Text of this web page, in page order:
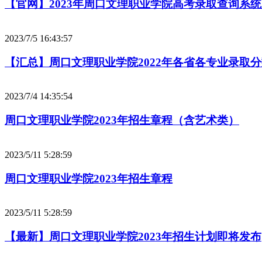
【官网】2023年周口文理职业学院高考录取查询系
2023/7/5 16:43:57
【汇总】周口文理职业学院2022年各省各专业录取
2023/7/4 14:35:54
周口文理职业学院2023年招生章程（含艺术类）
2023/5/11 5:28:59
周口文理职业学院2023年招生章程
2023/5/11 5:28:59
【最新】周口文理职业学院2023年招生计划即将发布